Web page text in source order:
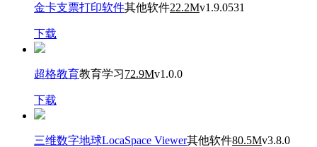
金卡支票打印软件其他软件22.2Mv1.9.0531
下载
超格教育教育学习72.9Mv1.0.0
下载
三维数字地球LocaSpace Viewer其他软件80.5Mv3.8.0